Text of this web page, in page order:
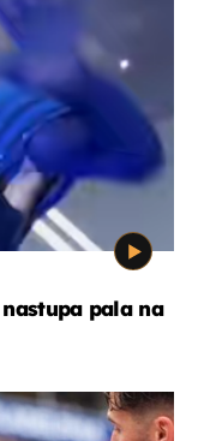
pala na